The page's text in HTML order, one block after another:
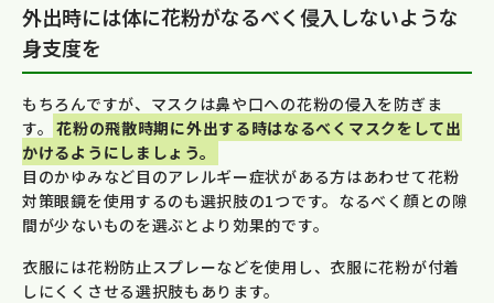
外出時には体に花粉がなるべく侵入しないような
身支度を
もちろんですが、マスクは鼻や口への花粉の侵入を防ぎま
す。
花粉の飛散時期に外出する時はなるべくマスクをして出
かけるようにしましょう。
目のかゆみなど目のアレルギー症状がある方はあわせて花粉
対策眼鏡を使用するのも選択肢の1つです。なるべく顔との隙
間が少ないものを選ぶとより効果的です。
衣服には花粉防止スプレーなどを使用し、衣服に花粉が付着
しにくくさせる選択肢もあります。